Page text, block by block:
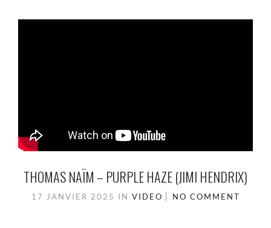
THOMAS NAÏM – PURPLE HAZE (JIMI HENDRIX)
17 JANVIER 2025 IN VIDEO NO COMMENT